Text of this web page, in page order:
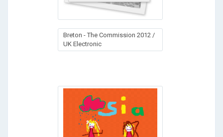
Breton - The Commission 2012 /
UK Electronic